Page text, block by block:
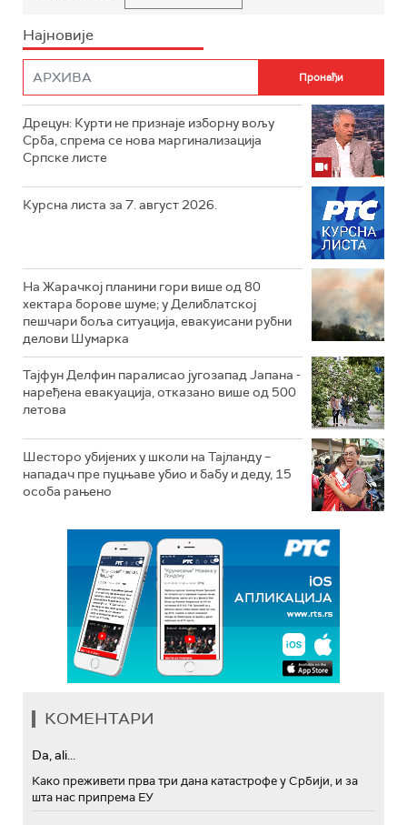
Најновије
Дрецун: Курти не признаје изборну вољу
Срба, спрема се нова маргинализација
Српске листе
Курсна листа за 7. август 2026.
На Жарачкој планини гори више од 80
хектара борове шуме; у Делиблатској
пешчари боља ситуација, евакуисани рубни
делови Шумарка
Тајфун Делфин паралисао југозапад Јапана -
наређена евакуација, отказано више од 500
летова
Шесторо убијених у школи на Тајланду –
нападач пре пуцњаве убио и бабу и деду, 15
особа рањено
КОМЕНТАРИ
Da, ali...
Како преживети прва три дана катастрофе у Србији, и за
шта нас припрема ЕУ